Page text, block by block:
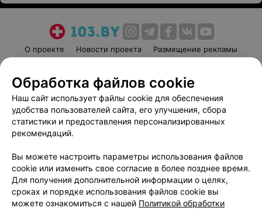
О проекте Новости проекта
Размещение рекламы
Пользовательское соглашение
Способы оплаты
Вакансии
Партнеры
Написать руководителю 103.by
Обработка персональных данных
Обработка файлов cookie
Наш сайт использует файлы cookie для обеспечения
удобства пользователей сайта, его улучшения, сбора
статистики и предоставления персонализированных
рекомендаций.
Вы можете настроить параметры использования файлов
cookie или изменить свое согласие в более позднее время.
Для получения дополнительной информации о целях,
сроках и порядке использования файлов cookie вы
можете ознакомиться с нашей Политикой обработки